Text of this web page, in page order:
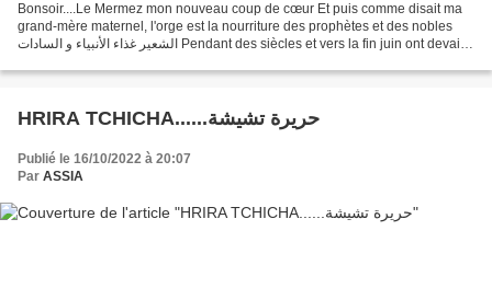
Bonsoir....Le Mermez mon nouveau coup de cœur Et puis comme disait ma
grand-mère maternel, l'orge est la nourriture des prophètes et des nobles
الشعير غذاء الأنبياء و السادات Pendant des siècles et vers la fin juin ont devait
HRIRA TCHICHA......حريرة تشيشة
Publié le 16/10/2022 à 20:07
Par ASSIA